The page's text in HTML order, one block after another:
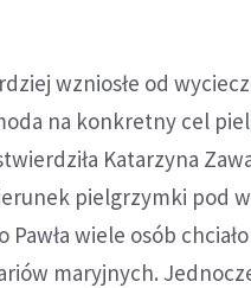
wzniosłe od
na konkretny cel
Katarzyna
pielgrzymki pod
wiele osób
maryjnych.